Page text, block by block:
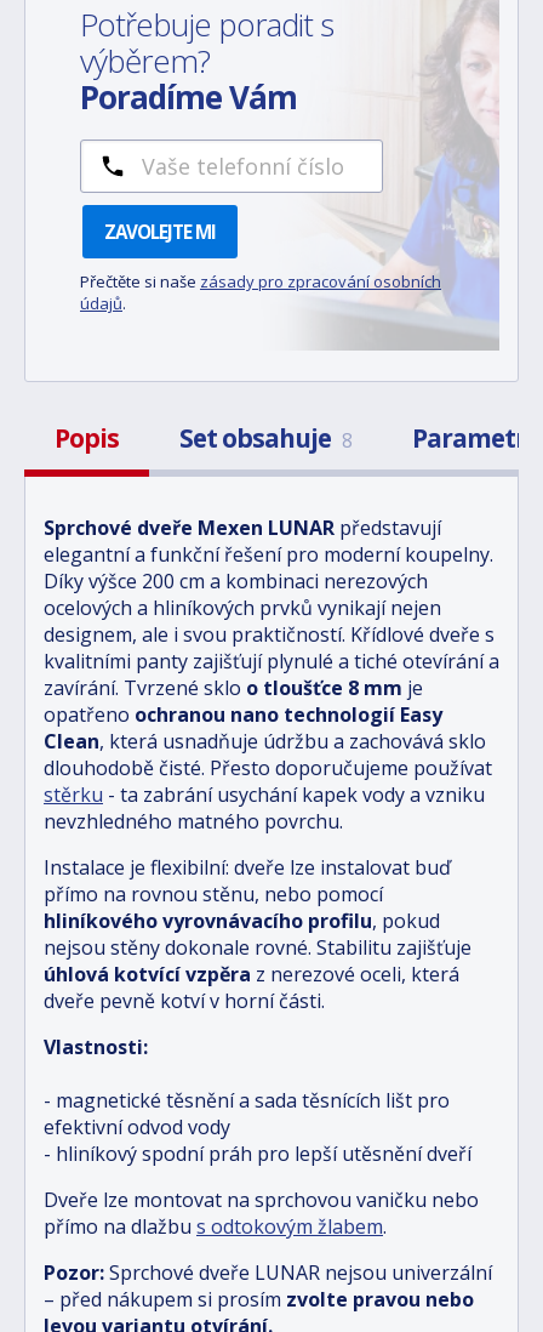
Potřebuje poradit s
výběrem?
Poradíme Vám
ZAVOLEJTE MI
Přečtěte si naše zásady pro zpracování osobních
údajů.
Popis Set obsahuje 8 Parametry
Sprchové dveře Mexen LUNAR představují
elegantní a funkční řešení pro moderní koupelny.
Díky výšce 200 cm a kombinaci nerezových
ocelových a hliníkových prvků vynikají nejen
designem, ale i svou praktičností. Křídlové dveře s
kvalitními panty zajišťují plynulé a tiché otevírání a
zavírání. Tvrzené sklo o tloušťce 8 mm je
opatřeno ochranou nano technologií Easy
Clean, která usnadňuje údržbu a zachovává sklo
dlouhodobě čisté. Přesto doporučujeme používat
stěrku - ta zabrání usychání kapek vody a vzniku
nevzhledného matného povrchu.
Instalace je flexibilní: dveře lze instalovat buď
přímo na rovnou stěnu, nebo pomocí
hliníkového vyrovnávacího profilu, pokud
nejsou stěny dokonale rovné. Stabilitu zajišťuje
úhlová kotvící vzpěra z nerezové oceli, která
dveře pevně kotví v horní části.
Vlastnosti:
- magnetické těsnění a sada těsnících lišt pro
efektivní odvod vody
- hliníkový spodní práh pro lepší utěsnění dveří
Dveře lze montovat na sprchovou vaničku nebo
přímo na dlažbu s odtokovým žlabem.
Pozor:Sprchové dveře LUNAR nejsou univerzální
– před nákupem si prosím zvolte pravou nebo
levou variantu otvírání.